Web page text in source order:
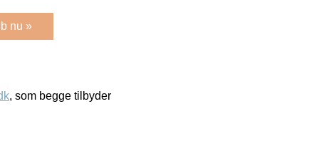
nu »
, som begge tilbyder